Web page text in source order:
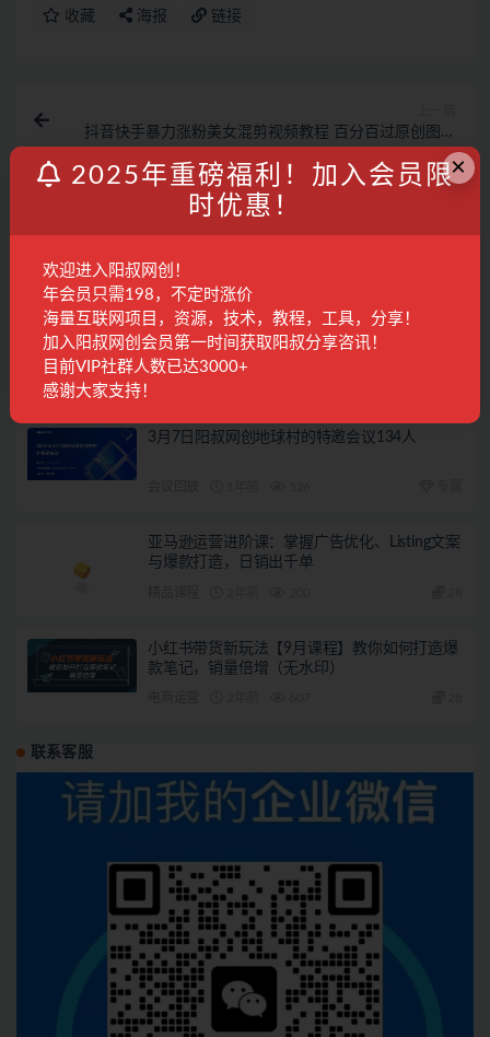
收藏 海报 链接
抖音快手暴力涨粉美女混剪视频教程 百分百过原创图片
教程 附带违规申诉方法
相关文章
亚马逊全站点精铺第二车【已交付】
3月7日阳叔网创地球村的特邀会议134人
亚马逊运营进阶课：掌握广告优化、Listing文案
与爆款打造，日销出千单
小红书带货新玩法【9月课程】教你如何打造爆
款笔记，销量倍增（无水印）
联系客服
×
2025年重磅福利！加入会员限
时优惠！
欢迎进入阳叔网创！
年会员只需198，不定时涨价
海量互联网项目，资源，技术，教程，工具，分享！
加入阳叔网创会员第一时间获取阳叔分享咨讯！
目前VIP社群人数已达3000+
感谢大家支持！